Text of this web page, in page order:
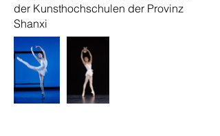
der Kunsthochschulen der Provinz
Shanxi